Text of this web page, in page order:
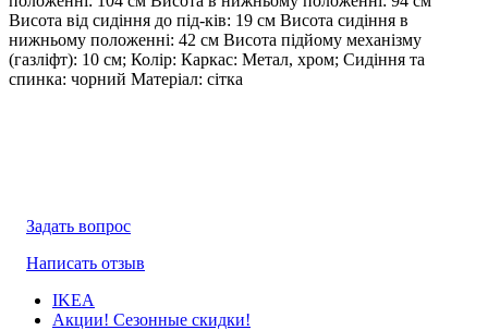
Висота від сидіння до під-ків: 19 см Висота сидіння в
нижньому положенні: 42 см Висота підйому механізму
(газліфт): 10 см; Колір: Каркас: Метал, хром; Сидіння та
спинка: чорний Матеріал: сітка
Задать вопрос
Написать отзыв
IKEA
Акции! Сезонные скидки!